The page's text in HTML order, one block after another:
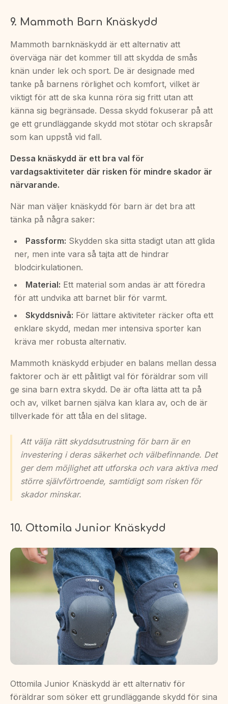
9. Mammoth Barn Knäskydd
Mammoth barnknäskydd är ett alternativ att
överväga när det kommer till att skydda de smås
knän under lek och sport. De är designade med
tanke på barnens rörlighet och komfort, vilket är
viktigt för att de ska kunna röra sig fritt utan att
känna sig begränsade. Dessa skydd fokuserar på att
ge ett grundläggande skydd mot stötar och skrapsår
som kan uppstå vid fall.
Dessa knäskydd är ett bra val för
vardagsaktiviteter där risken för mindre skador är
närvarande.
När man väljer knäskydd för barn är det bra att
tänka på några saker:
Passform: Skydden ska sitta stadigt utan att glida
ner, men inte vara så tajta att de hindrar
blodcirkulationen.
Material: Ett material som andas är att föredra
för att undvika att barnet blir för varmt.
Skyddsnivå: För lättare aktiviteter räcker ofta ett
enklare skydd, medan mer intensiva sporter kan
kräva mer robusta alternativ.
Mammoth knäskydd erbjuder en balans mellan dessa
faktorer och är ett pålitligt val för föräldrar som vill
ge sina barn extra skydd. De är ofta lätta att ta på
och av, vilket barnen själva kan klara av, och de är
tillverkade för att tåla en del slitage.
Att välja rätt skyddsutrustning för barn är en
investering i deras säkerhet och välbefinnande. Det
ger dem möjlighet att utforska och vara aktiva med
större självförtroende, samtidigt som risken för
skador minskar.
10. Ottomila Junior Knäskydd
Ottomila Junior Knäskydd är ett alternativ för
föräldrar som söker ett grundläggande skydd för sina